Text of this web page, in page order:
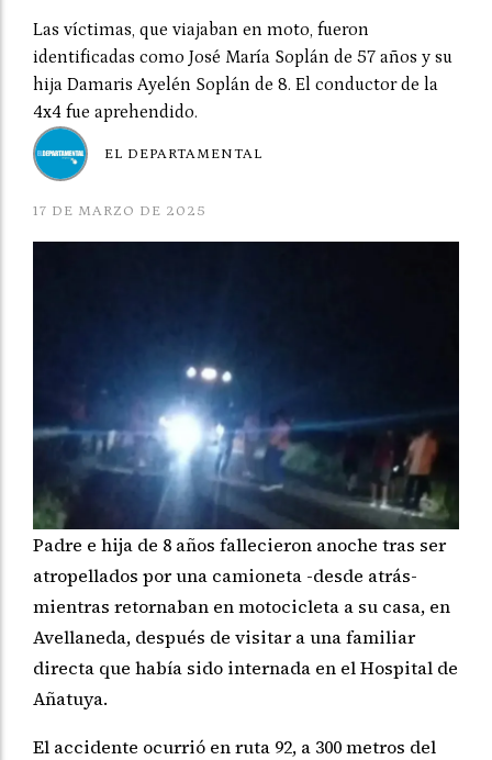
Las víctimas, que viajaban en moto, fueron
identificadas como José María Soplán de 57 años y su
hija Damaris Ayelén Soplán de 8. El conductor de la
4x4 fue aprehendido.
17 DE MARZO DE 2025
EL DEPARTAMENTAL
Padre e hija de 8 años fallecieron anoche tras ser
atropellados por una camioneta -desde atrás-
mientras retornaban en motocicleta a su casa, en
Avellaneda, después de visitar a una familiar
directa que había sido internada en el Hospital de
Añatuya.
El accidente ocurrió en ruta 92, a 300 metros del